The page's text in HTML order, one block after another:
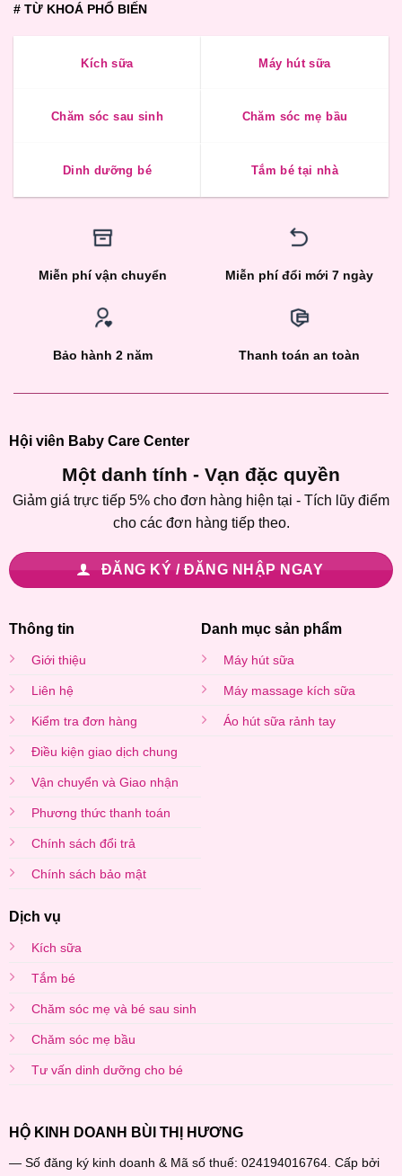
# TỪ KHOÁ PHỔ BIẾN
Kích sữa Máy hút sữa
Chăm sóc sau sinh Chăm sóc mẹ bầu
Dinh dưỡng bé Tắm bé tại nhà
Miễn phí vận chuyển Miễn phí đổi mới 7 ngày
Bảo hành 2 năm Thanh toán an toàn
Hội viên Baby Care Center
Một danh tính - Vạn đặc quyền
Giảm giá trực tiếp 5% cho đơn hàng hiện tại - Tích lũy điểm
cho các đơn hàng tiếp theo.
ĐĂNG KÝ / ĐĂNG NHẬP NGAY
Thông tin
Giới thiệu
Liên hệ
Kiểm tra đơn hàng
Điều kiện giao dịch chung
Vận chuyển và Giao nhận
Phương thức thanh toán
Chính sách đổi trả
Chính sách bảo mật
Danh mục sản phẩm
Máy hút sữa
Máy massage kích sữa
Áo hút sữa rảnh tay
Dịch vụ
Kích sữa
Tắm bé
Chăm sóc mẹ và bé sau sinh
Chăm sóc mẹ bầu
Tư vấn dinh dưỡng cho bé
HỘ KINH DOANH BÙI THỊ HƯƠNG
— Số đăng ký kinh doanh & Mã số thuế: 024194016764. Cấp bởi